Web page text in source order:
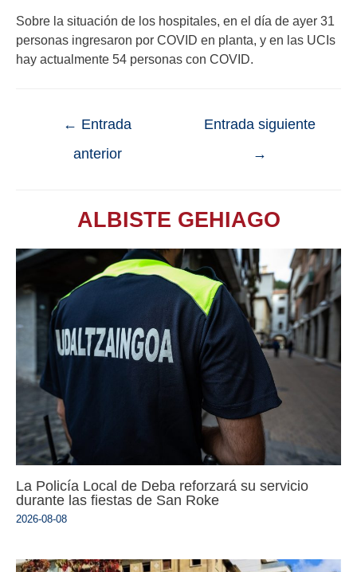
Sobre la situación de los hospitales, en el día de ayer 31
personas ingresaron por COVID en planta, y en las UCIs
hay actualmente 54 personas con COVID.
← Entrada
anterior
Entrada siguiente
→
ALBISTE GEHIAGO
La Policía Local de Deba reforzará su servicio
durante las fiestas de San Roke
2026-08-08